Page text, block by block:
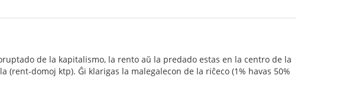
de la kapitalismo, la rento aŭ la predado estas en la centro de la
domoj ktp). Ĝi klarigas la malegalecon de la riĉeco (1% havas 50%